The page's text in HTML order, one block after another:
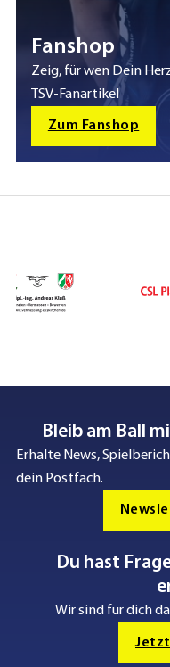
Fanshop
Zeig, für wen Dein
TSV-Fanartikel
Zum Fanshop
Bleib am Ball
Erhalte News,
dein Postfach.
Du hast
Wir sind für dich